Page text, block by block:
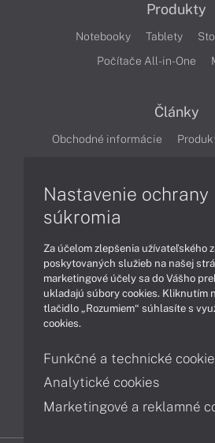
Produkty
Notebooky Tablety
Počítače All-in-One
Články
Obchodné informácie
Ako nakupovať
Možnosti
Podpora a servis
Servisné
Kontakty
Diagnostiky online
Nastavenie ochrany
súkromia
Za účelom zlepšenia užívateľského
poskytovaných služieb na našej
marketingové účely sa do Vášho
ukladajú súbory cookies. Kliknutím
tlačidlo „Rozumiem“ súhlasíte s
cookies.
Funkčné a technické
Analytické cookies
Marketingové a reklamné